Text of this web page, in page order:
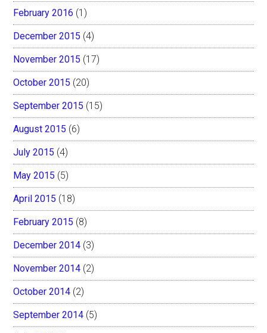
February 2016 (1)
December 2015 (4)
November 2015 (17)
October 2015 (20)
September 2015 (15)
August 2015 (6)
July 2015 (4)
May 2015 (5)
April 2015 (18)
February 2015 (8)
December 2014 (3)
November 2014 (2)
October 2014 (2)
September 2014 (5)